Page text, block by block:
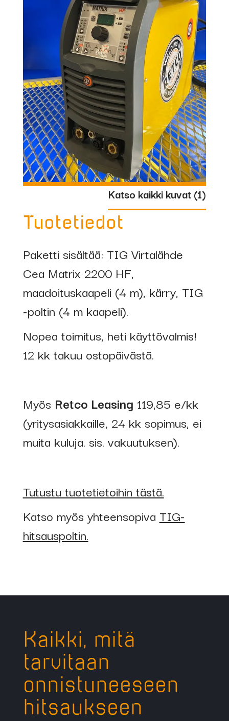
Tuotetiedot
Paketti sisältää: TIG Virtalähde
Cea Matrix 2200 HF,
maadoituskaapeli (4 m), kärry, TIG
-poltin (4 m kaapeli).
Nopea toimitus, heti käyttövalmis!
12 kk takuu ostopäivästä.
Myös Retco Leasing 119,85 e/kk
(yritysasiakkaille, 24 kk sopimus, ei
muita kuluja. sis. vakuutuksen).
Tutustu tuotetietoihin tästä.
Katso myös yhteensopiva TIG-
hitsauspoltin.
Katso kaikki kuvat (1)
Kaikki, mitä
tarvitaan
onnistuneeseen
hitsaukseen